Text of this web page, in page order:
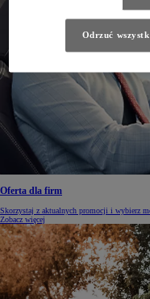
Oferta dla firm
Skorzystaj z aktualnych promocji i wybierz
Zobacz więcej
Odrzuć